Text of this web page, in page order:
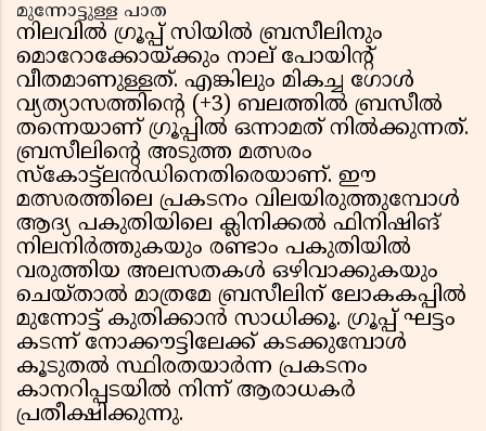
മുന്നോട്ടുള്ള പാത
നിലവിൽ ഗ്രൂപ്പ് സിയിൽ ബ്രസീലിനും
മൊറോക്കോയ്ക്കും നാല് പോയിൻ്റ്
വീതമാണുള്ളത്. എങ്കിലും മികച്ച ഗോൾ
വ്യത്യാസത്തിൻ്റെ (+3) ബലത്തിൽ ബ്രസീൽ
തന്നെയാണ് ഗ്രൂപ്പിൽ ഒന്നാമത് നിൽക്കുന്നത്.
ബ്രസീലിൻ്റെ അടുത്ത മത്സരം
സ്കോട്ട്‌ലൻഡിനെതിരെയാണ്. ഈ
മത്സരത്തിലെ പ്രകടനം വിലയിരുത്തുമ്പോൾ
ആദ്യ പകുതിയിലെ ക്ലിനിക്കൽ ഫിനിഷിങ്
നിലനിർത്തുകയും രണ്ടാം പകുതിയിൽ
വരുത്തിയ അലസതകൾ ഒഴിവാക്കുകയും
ചെയ്താൽ മാത്രമേ ബ്രസീലിന് ലോകകപ്പിൽ
മുന്നോട്ട് കുതിക്കാൻ സാധിക്കൂ. ഗ്രൂപ്പ് ഘട്ടം
കടന്ന് നോക്കൗട്ടിലേക്ക് കടക്കുമ്പോൾ
കൂടുതൽ സ്ഥിരതയാർന്ന പ്രകടനം
കാനറിപ്പടയിൽ നിന്ന് ആരാധകർ
പ്രതീക്ഷിക്കുന്നു.